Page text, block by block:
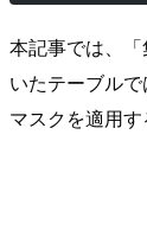
本記事では、
いたテーブル
マスクを適用す